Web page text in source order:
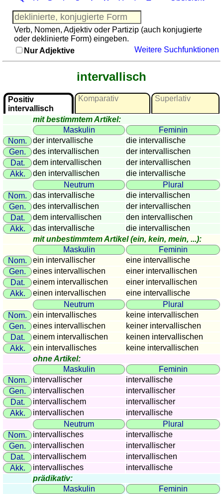
Italienisch
Lateinisch
Niederländisch
Portugiesisch
Nützliches
Umrechner
Autokennzeichen
Sonnenstand
Fahrradtouren
Reisewortschatz
SPIELE
Geografie
Küstenquiz
Geografiequiz
Länderquiz
Flüsse-
und
Städtequiz
Flaggen-,
Wappen-
und
Münzenquiz
Städte-
und
Länderquiz
weitere
Spiele
Gehirntraining
Rechentrainer
Puzzle
Quiz
Suchbild
Tierquiz
Verb, Nomen, Adjektiv oder Partizip (auch konjugierte
oder deklinierte Form) eingeben.
Nur Adjektive
Weitere Suchfunktionen
intervallisch
Positiv
intervallisch
Komparativ Superlativ
mit bestimmtem Artikel:
Maskulin
Feminin
Nom.
der intervallische
die intervallische
Gen.
des intervallischen
der intervallischen
Dat.
dem intervallischen
der intervallischen
Akk.
den intervallischen
die intervallische
Neutrum
Plural
Nom.
das intervallische
die intervallischen
Gen.
des intervallischen
der intervallischen
Dat.
dem intervallischen
den intervallischen
Akk.
das intervallische
die intervallischen
mit unbestimmtem Artikel (ein, kein, mein, ...):
Maskulin
Feminin
Nom.
ein intervallischer
eine intervallische
Gen.
eines intervallischen
einer intervallischen
Dat.
einem intervallischen
einer intervallischen
Akk.
einen intervallischen
eine intervallische
Neutrum
Plural
Nom.
ein intervallisches
keine intervallischen
Gen.
eines intervallischen
keiner intervallischen
Dat.
einem intervallischen
keinen intervallischen
Akk.
ein intervallisches
keine intervallischen
ohne Artikel:
Maskulin
Feminin
Nom.
intervallischer
intervallische
Gen.
intervallischen
intervallischer
Dat.
intervallischem
intervallischer
Akk.
intervallischen
intervallische
Neutrum
Plural
Nom.
intervallisches
intervallische
Gen.
intervallischen
intervallischer
Dat.
intervallischem
intervallischen
Akk.
intervallisches
intervallische
prädikativ:
Maskulin
Feminin